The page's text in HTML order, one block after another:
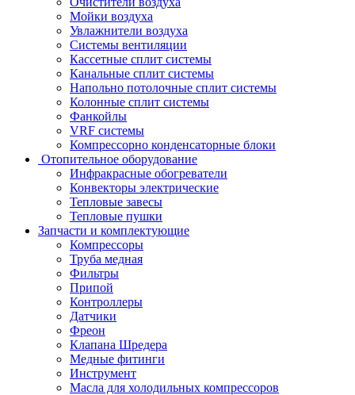
Мойки воздуха
Увлажнители воздуха
Системы вентиляции
Кассетные сплит системы
Канальные сплит системы
Напольно потолочные сплит системы
Колонные сплит системы
Фанкойлы
VRF системы
Компрессорно конденсаторные блоки
Отопительное оборудование
Инфракрасные обогреватели
Конвекторы электрические
Тепловые завесы
Тепловые пушки
Запчасти и комплектующие
Компрессоры
Труба медная
Фильтры
Припой
Контроллеры
Датчики
Фреон
Клапана Шредера
Медные фитинги
Инструмент
Масла для холодильных компрессоров